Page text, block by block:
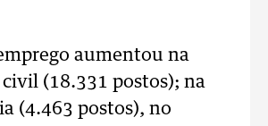
aumentou na
(18.331 postos); na
(4.463 postos), no